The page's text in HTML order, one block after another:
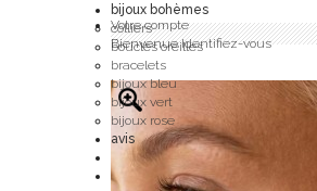
bijoux bohèmes
colliers
boucles oreilles
bracelets
bijoux bleu
bijoux vert
bijoux rose
avis
Votre compte
BienvenueIdentifiez-vous